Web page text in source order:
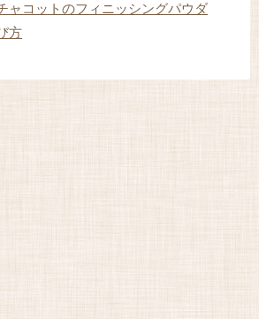
ャコットのフィニッシングパウダ
方